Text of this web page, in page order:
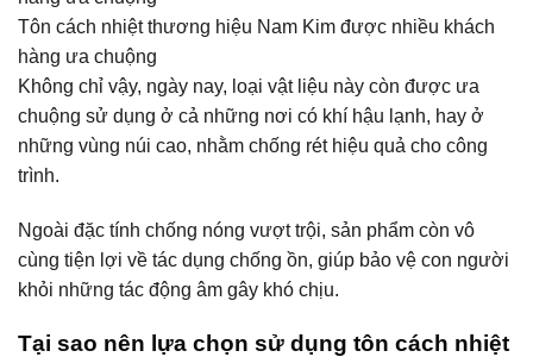
Tôn cách nhiệt thương hiệu Nam Kim được nhiều khách
hàng ưa chuộng
Không chỉ vậy, ngày nay, loại vật liệu này còn được ưa
chuộng sử dụng ở cả những nơi có khí hậu lạnh, hay ở
những vùng núi cao, nhằm chống rét hiệu quả cho công
trình.
Ngoài đặc tính chống nóng vượt trội, sản phẩm còn vô
cùng tiện lợi về tác dụng chống ồn, giúp bảo vệ con người
khỏi những tác động âm gây khó chịu.
Tại sao nên lựa chọn sử dụng tôn cách nhiệt